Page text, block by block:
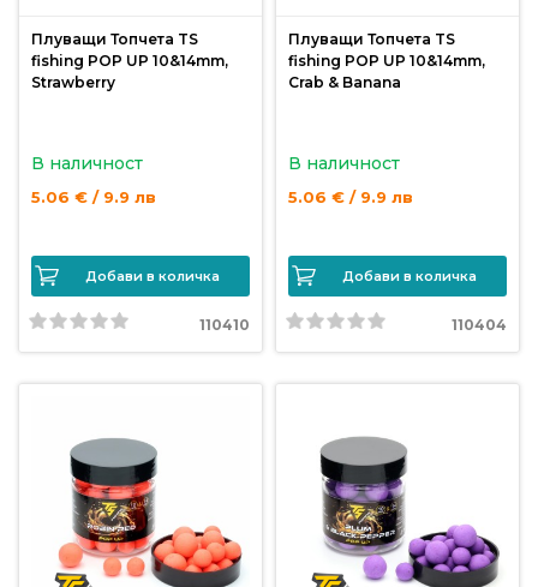
Куки
за
Дрехи
за
Къмпинг
Изкуствени
примамки
Монтажи
Плуващи Топчета TS
fishing POP UP 10&14mm,
Strawberry
В наличност
5.06 € / 9.9 лв
Добави в количка
110410
Плуващи Топчета TS
fishing POP UP 10&14mm,
Crab & Banana
В наличност
5.06 € / 9.9 лв
Добави в количка
110404